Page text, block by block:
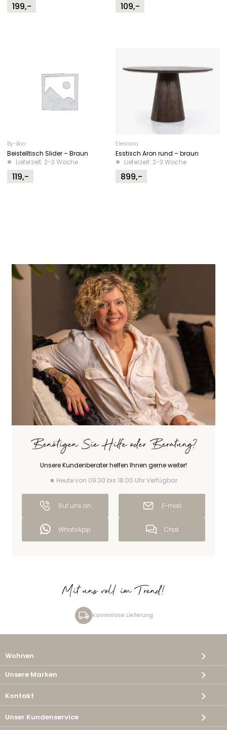
199,- 109,-
By-Boo
Beistelltisch Slider – Braun
Lieferzeit: 2-3 Woche
119,-
Eleonora
Esstisch Aron rund – braun
Lieferzeit: 2-3 Woche
899,-
Benötigen Sie Hilfe oder Beratung?
Unsere Kundenberater helfen Ihnen gerne weiter!
Heute von 09:30 bis 18:00 Uhr Verfügbar
Ruf uns an E-mail
WhatsApp Chat
Mit uns voll im Trend!
Kostenlose Lieferung
Wohnen
Unsere Marken
Kontakt
Unser Kundenservice